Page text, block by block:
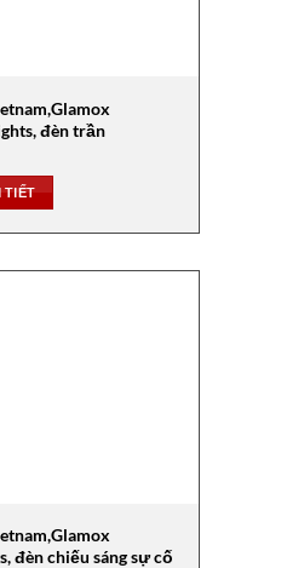
đèn trần
TIẾT
đèn chiếu sáng sự cố